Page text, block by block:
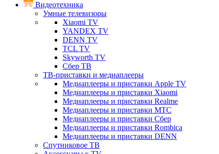
Видеотехника
Умные телевизоры
Xiaomi TV
YANDEX TV
DENN TV
TCL TV
Skyworth TV
Сбер ТВ
ТВ-приставки и медиаплееры
Медиаплееры и приставки Apple TV
Медиаплееры и приставки Xiaomi
Медиаплееры и приставки Realme
Медиаплееры и приставки МТС
Медиаплееры и приставки Сбер
Медиаплееры и приставки Rombica
Медиаплееры и приставки DENN
Спутниковое ТВ